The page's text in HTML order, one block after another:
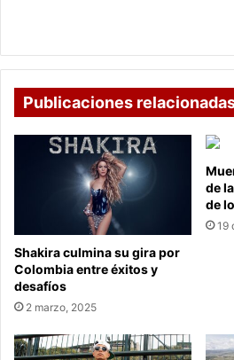
Publicaciones
Shakira culmina su gira por
Colombia entre éxitos y
desafíos
2 marzo, 2025
de
de
19